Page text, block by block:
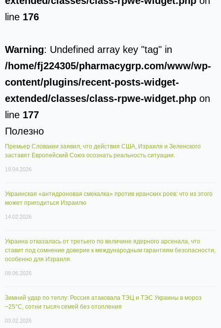
line 176
Warning: Undefined array key "tag" in
/home/fj224305/pharmacygrp.com/www/wp-
content/plugins/recent-posts-widget-
extended/classes/class-rpwe-widget.php on
line 177
Полезно
Премьер Словакии заявил, что действия США, Израиля и Зеленского
заставят Европейский Союз осознать реальность ситуации.
19.04.2026
Украинская «антидроновая смекалка» против иранских роев: что из этого
может пригодиться Израилю
14.02.2026
Украина отказалась от третьего по величине ядерного арсенала, что
ставит под сомнение доверие к международным гарантиям безопасности,
особенно для Израиля.
09.06.2026
Зимний удар по теплу: Россия атаковала ТЭЦ и ТЭС Украины в мороз
−25°C, сотни тысяч семей без отопления
03.02.2026